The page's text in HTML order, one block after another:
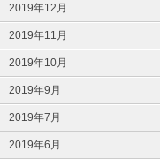
2019年12月
2019年11月
2019年10月
2019年9月
2019年7月
2019年6月